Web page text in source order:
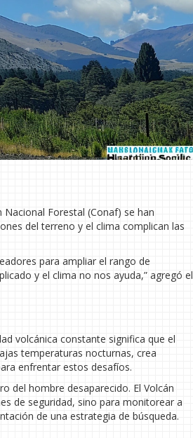
Forestal (Conaf) se han
del terreno y el clima complican las
para ampliar el rango de
y el clima no nos ayuda,” agregó el
volcánica constante significa que el
temperaturas nocturnas, crea
enfrentar estos desafíos.
del hombre desaparecido. El Volcán
de seguridad, sino para monitorear a
de una estrategia de búsqueda.